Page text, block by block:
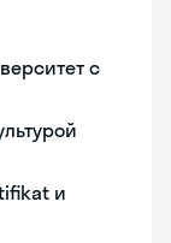
с
и